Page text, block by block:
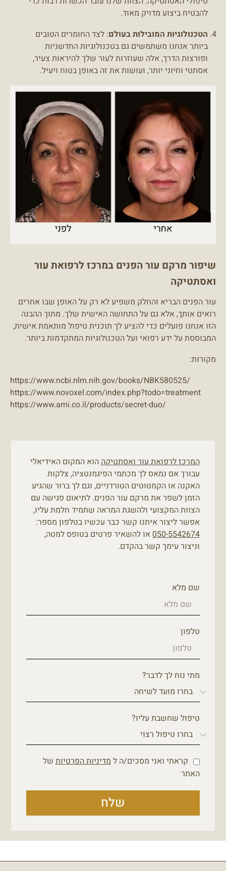
להבטיח ביצוע מדויק מאוד.
הטכנולוגיות המובילות בעולם: לצד החומרים הטובים
ביותר אנחנו משתמשים גם בטכנולוגיות החדשניות
ופורצות הדרך, אלה שעוזרות לעור שלך להיראות צעיר,
אסתטי וחיוני יותר, ועושות את זה באופן בטוח ויעיל.
שיפור מרקם עור הפנים במרכז לרפואת עור
ואסתטיקה
עור הפנים הבריא והחלק משפיע לא רק על האופן שבו אחרים
רואים אותך, אלא גם על התחושה האישית שלך. מתוך ההבנה
הזו אנחנו פועלים כדי להציע לך תוכנית טיפול מותאמת אישית,
המבוססת על ידע רפואי ועל הטכנולוגיות המתקדמות ביותר.
מקורות:
https://www.ncbi.nlm.nih.gov/books/NBK580525/
https://www.novoxel.com/index.php?todo=treatment
https://www.ami.co.il/products/secret-duo/
המרכז לרפואת עור ואסתטיקה הוא המקום האידיאלי
עבורך אם נמאס לך מכתמי הפיגמנטציה, צלקות
האקנה או הקמטוטים הטורדניים, וגם לך ברור שהגיע
הזמן לשפר את מרקם עור הפנים. לתיאום פגישה עם
הצוות המקצועי ולהשגת המראה שתמיד חלמת עליו,
אפשר ליצור איתנו קשר כבר עכשיו בטלפון מספר:
050-5542674 או להשאיר פרטים בטופס למטה,
וניצור עימך קשר בהקדם.
שם מלא
טלפון
מתי נוח לך לדבר?
טיפול שחשבת עליו?
קראתי ואני מסכים/ה למדיניות הפרטיותשל
האתר
שלח